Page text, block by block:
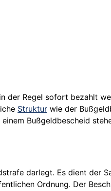
der Regel sofort bezahlt
Struktur wie der
Bußgeldbescheid
darlegt. Es dient der
Ordnung. Der